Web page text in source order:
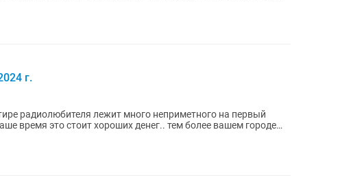
г.
радиолюбителя лежит много неприметного на первый
время это стоит хороших денег.. тем более вашем городе